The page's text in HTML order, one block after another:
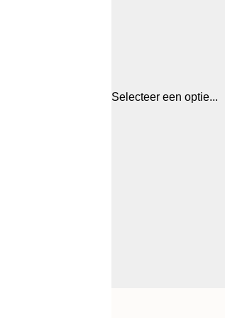
Selecteer een optie...